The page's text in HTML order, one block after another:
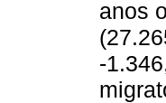
anos
-